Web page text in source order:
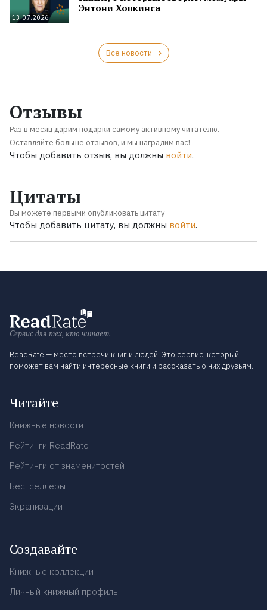
13.07.2026
Энтони Хопкинса
Все новости
Отзывы
Раз в месяц дарим подарки самому активному читателю.
Оставляйте больше отзывов, и мы наградим вас!
Чтобы добавить отзыв, вы должны войти.
Цитаты
Вы можете первыми опубликовать цитату
Чтобы добавить цитату, вы должны войти.
Сервис для тех, кто читает.
ReadRate — место встречи книг и людей. Это сервис, который
поможет вам найти интересные книги и рассказать о них друзьям.
Читайте
Книжные новости
Рейтинги ReadRate
Рейтинги от знаменитостей
Бестселлеры
Экранизации
Создавайте
Книжные коллекции
Личный книжный профиль